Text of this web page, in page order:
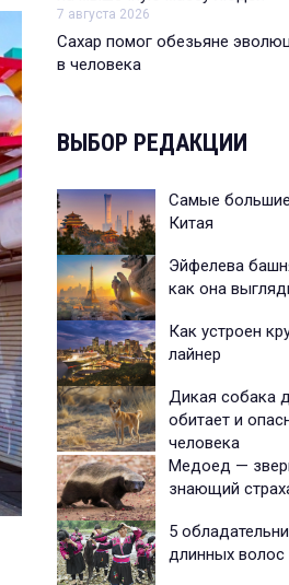
7 августа 2026
Сахар помог обезьяне
в человека
ВЫБОР РЕДАКЦИИ
Самые
Китая
Эйфелева
как она
Как устроен
лайнер
Дикая собака
обитает и
человека
Медоед —
знающий
5
длинных волос